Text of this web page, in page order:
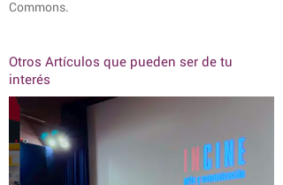
Commons.
Otros Artículos que pueden ser de tu
interés